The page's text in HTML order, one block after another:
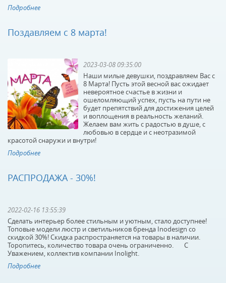
Подробнее
Поздавляем с 8 марта!
2023-03-08 09:35:00
Наши милые девушки, поздравляем Вас с
8 Марта! Пусть этой весной вас ожидает
невероятное счастье в жизни и
ошеломляющий успех, пусть на пути не
будет препятствий для достижения целей
и воплощения в реальность желаний.
Желаем вам жить с радостью в душе, с
любовью в сердце и с неотразимой
красотой снаружи и внутри!
Подробнее
РАСПРОДАЖА - 30%!
2022-02-16 13:55:39
Сделать интерьер более стильным и уютным, стало доступнее!
Топовые модели люстр и светильников бренда Inodesign со
скидкой 30%! Скидка распространяется на товары в наличии.
Торопитесь, количество товара очень ограниченно. С
Уважением, коллектив компании Inolight.
Подробнее